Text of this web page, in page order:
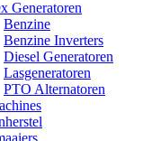
Generatoren
Benzine
Benzine Inverters
Diesel Generatoren
Lasgeneratoren
PTO Alternatoren